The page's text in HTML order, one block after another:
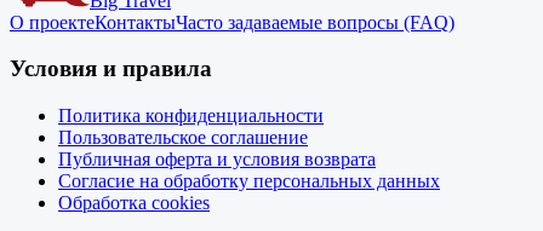
О проектеКонтактыЧасто задаваемые вопросы (FAQ)
Условия и правила
Политика конфиденциальности
Пользовательское соглашение
Публичная оферта и условия возврата
Согласие на обработку персональных данных
Обработка cookies